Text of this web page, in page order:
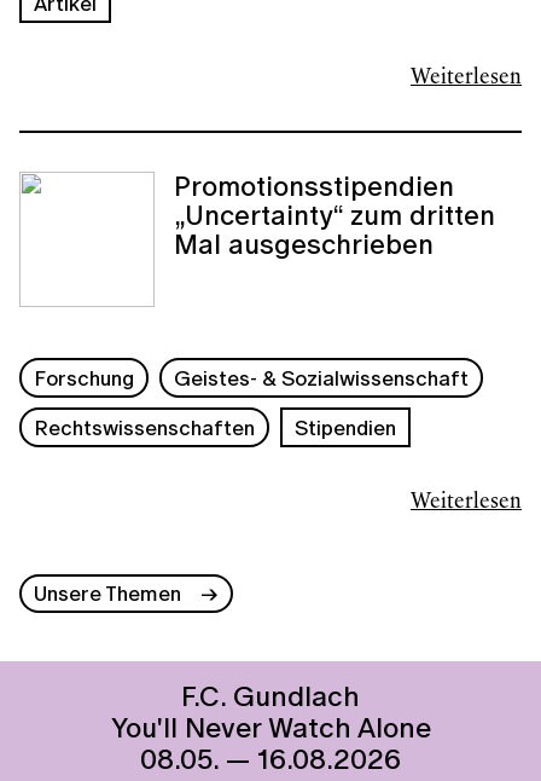
Weiterlesen
Promotionsstipendien
„Uncertainty“ zum dritten
Mal ausgeschrieben
Weiterlesen
Forschung
Geistes- & Sozialwissenschaft
Rechtswissenschaften
Stipendien
Unsere Themen
F.C. Gundlach
You'll Never Watch Alone
08.05. — 16.08.2026